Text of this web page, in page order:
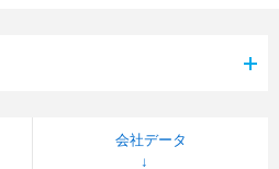
会社データ